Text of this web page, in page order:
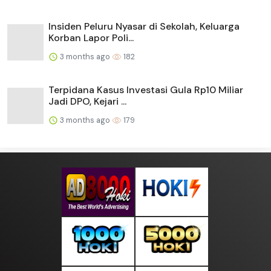
Insiden Peluru Nyasar di Sekolah, Keluarga
Korban Lapor Poli...
3 months ago 182
Terpidana Kasus Investasi Gula Rp10 Miliar
Jadi DPO, Kejari ...
3 months ago 179